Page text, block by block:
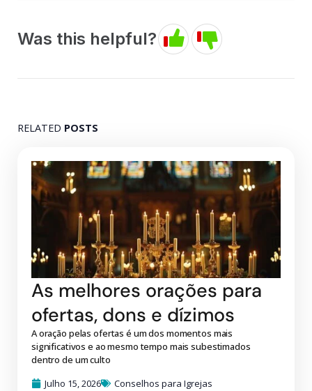
Was this helpful?
RELATED POSTS
As melhores orações para
ofertas, dons e dízimos
A oração pelas ofertas é um dos momentos mais
significativos e ao mesmo tempo mais subestimados
dentro de um culto
Julho 15, 2026
Conselhos para Igrejas